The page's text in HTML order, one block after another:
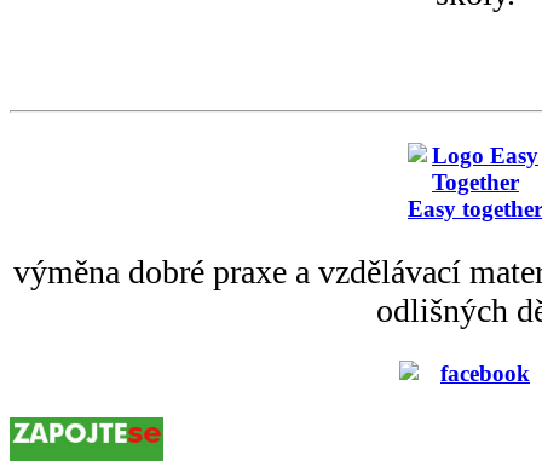
Easy together
výměna dobré praxe a vzdělávací
odlišných